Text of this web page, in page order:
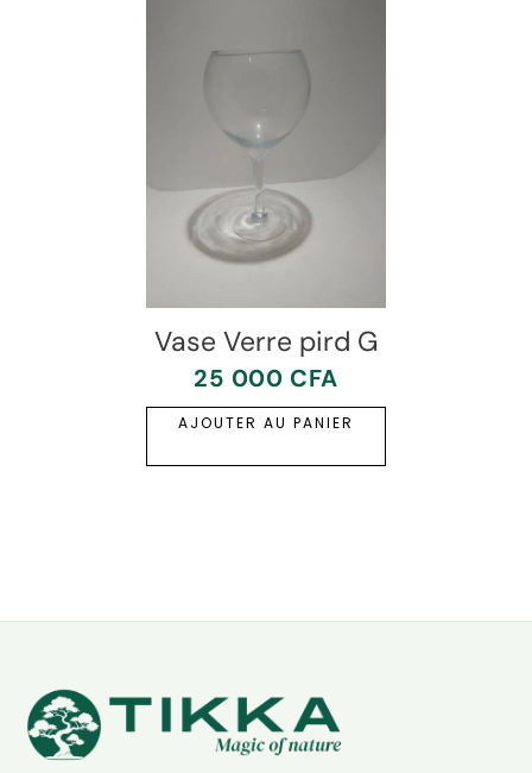
Vase Verre pird G
25 000 CFA
AJOUTER AU PANIER